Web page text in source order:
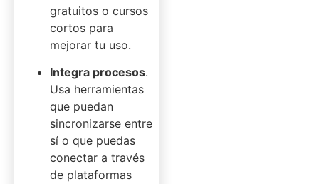
gratuitos o cursos
cortos para
mejorar tu uso.
Integra procesos.
Usa herramientas
que puedan
sincronizarse entre
sí o que puedas
conectar a través
de plataformas